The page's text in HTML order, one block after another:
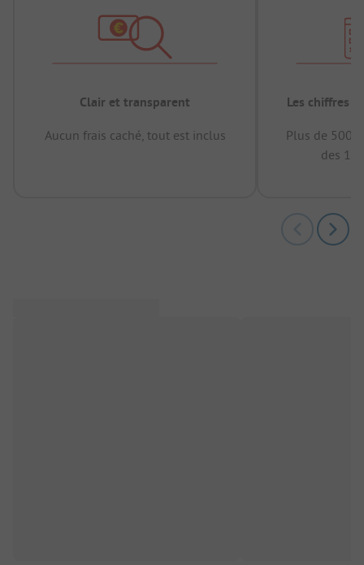
Clair et transparent
Aucun frais caché, tout est inclus
Les chiffres
Plus de
des 12